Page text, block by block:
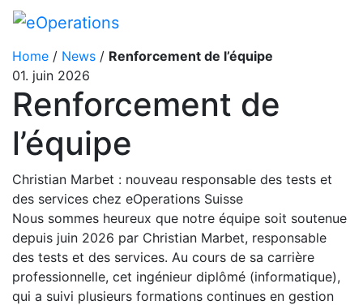
Home / News / Renforcement de l’équipe
01. juin 2026
Renforcement de
l’équipe
Christian Marbet : nouveau responsable des tests et
des services chez eOperations Suisse
Nous sommes heureux que notre équipe soit soutenue
depuis juin 2026 par Christian Marbet, responsable
des tests et des services. Au cours de sa carrière
professionnelle, cet ingénieur diplômé (informatique),
qui a suivi plusieurs formations continues en gestion